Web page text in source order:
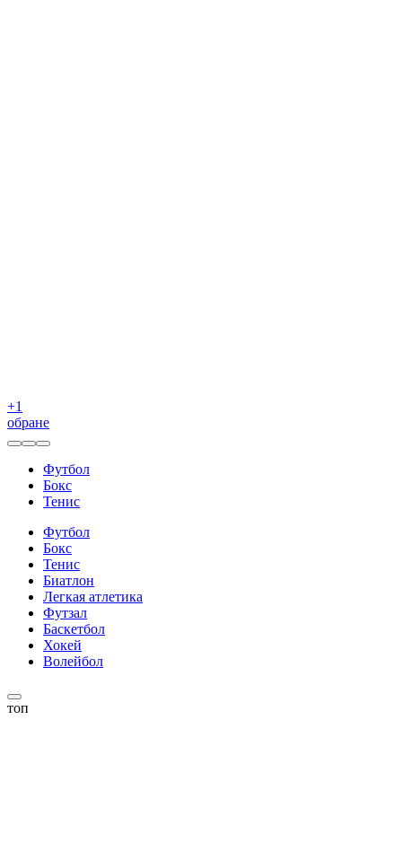
+1
обране
Футбол
Бокс
Тенис
Футбол
Бокс
Тенис
Биатлон
Легкая атлетика
Футзал
Баскетбол
Хокей
Волейбол
топ